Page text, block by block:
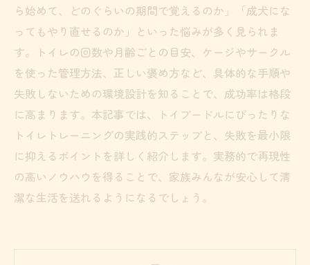
ら始めて、どのぐらいの期間で覚えるのか」「成犬にな
ってもやり直せるのか」といった悩みが多く見られま
す。トイレの回数や月齢ごとの目安、ケージやサークル
を使った管理方法、正しい褒め方など、具体的な手順や
失敗しないための環境設計を知ることで、成功率は格段
に高まります。本記事では、トイプードルにぴったりな
トイレトレーニングの実践的ステップと、失敗を最小限
に抑えるポイントを詳しく紹介します。実務的で再現性
の高いノウハウを得ることで、家族みんなが安心して清
潔な生活を送れるようになるでしょう。